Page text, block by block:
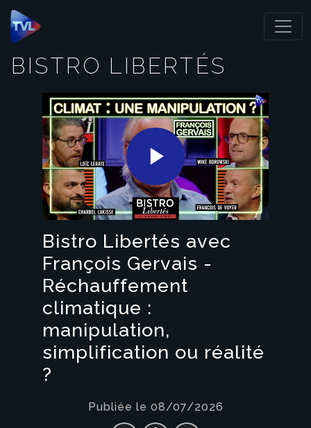
Panneau de gestion des cookies
BISTRO LIBERTÉS
Play
Video
Bistro Libertés avec
François Gervais -
Réchauffement
climatique :
manipulation,
simplification ou réalité
?
Publiée le 08/07/2026